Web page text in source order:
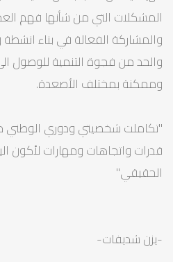
المشكلات التي من شأنها فهم
والمشاركة الفعالة في بناء
والحد من فجوة التنمية للوصول
وممكنة بمختلف الأصعدة.
"تكاملت شخصيتي ودوري الوطني
قدرات واتجاهات ومهارات لأكون
الحقيقي"
-يزن شديفات-